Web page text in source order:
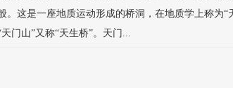
这是一座地质运动形成的桥洞，在地质学上称为“
门山”又称“天生桥”。天门...